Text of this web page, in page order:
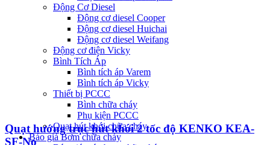
Quạt hướng trục hút khói 2 tốc độ KENKO KEA-
SF-No
Động Cơ Diesel
Động cơ diesel Cooper
Động cơ diesel Huichai
Động cơ diesel Weifang
Động cơ điện Vicky
Bình Tích Áp
Bình tích áp Varem
Bình tích áp Vicky
Thiết bị PCCC
Bình chữa cháy
Phụ kiện PCCC
Quạt hút khói chữa cháy
Báo giá Bơm chữa cháy